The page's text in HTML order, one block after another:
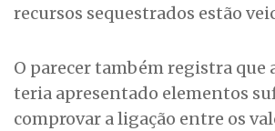
recursos sequestrados estão
O parecer também registra que
teria apresentado elementos
comprovar a ligação entre os